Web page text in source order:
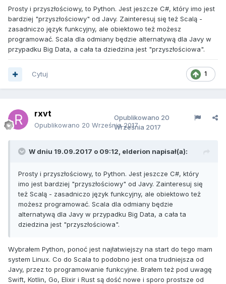
Prosty i przyszłościowy, to Python. Jest jeszcze C#, który imo jest
bardziej "przyszłościowy" od Javy. Zainteresuj się też Scalą -
zasadniczo język funkcyjny, ale obiektowo też możesz
programować. Scala dla odmiany będzie alternatywą dla Javy w
przypadku Big Data, a cała ta dziedzina jest "przyszłościowa".
1
Cytuj
rxvt
Opublikowano 20 Września 2017
Opublikowano 20
Września 2017
W dniu 19.09.2017 o 09:12, elderion napisał(a):
Prosty i przyszłościowy, to Python. Jest jeszcze C#, który
imo jest bardziej "przyszłościowy" od Javy. Zainteresuj się
też Scalą - zasadniczo język funkcyjny, ale obiektowo też
możesz programować. Scala dla odmiany będzie
alternatywą dla Javy w przypadku Big Data, a cała ta
dziedzina jest "przyszłościowa".
Wybrałem Python, ponoć jest najłatwiejszy na start do tego mam
system Linux. Co do Scala to podobno jest ona trudniejsza od
Javy, przez to programowanie funkcyjne. Brałem też pod uwagę
Swift, Kotlin, Go, Elixir i Rust są dość nowe i sporo prostsze od